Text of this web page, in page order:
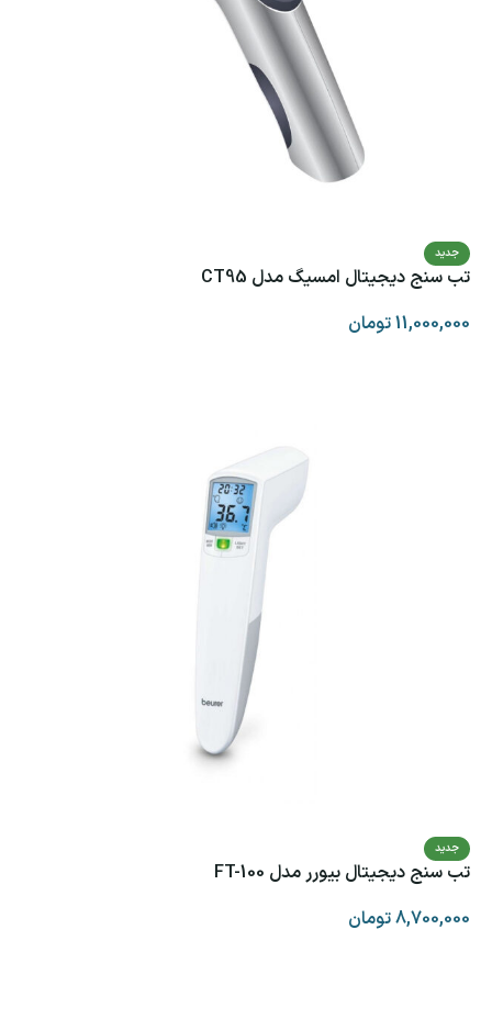
جدید
تب سنج دیجیتال امسیگ مدل CT95
11,000,000تومان
جدید
تب سنج دیجیتال بیورر مدل FT-100
8,700,000تومان